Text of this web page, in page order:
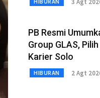
PB Resmi
Group GLAS,
Karier Solo
HIBURAN 2 Agt